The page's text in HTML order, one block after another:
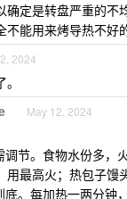
确定是转盘严重的不
不能用来烤导热不好
2024
May 12, 2024
调节。食物水份多，
最高火；热包子馒
底。每加热一两分钟